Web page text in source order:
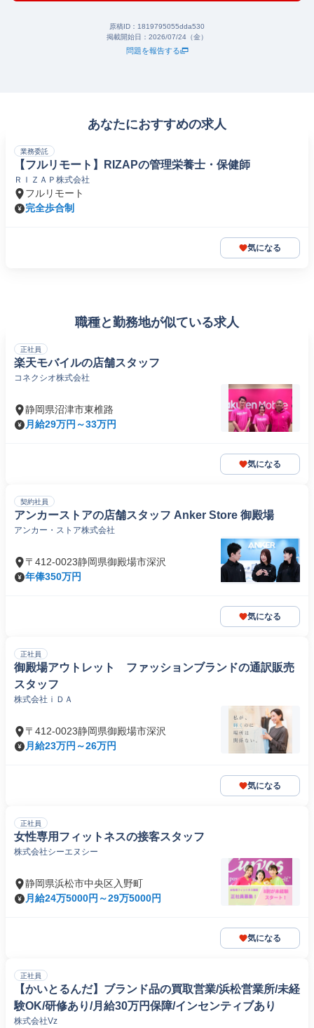
原稿ID： 1819795055dda530
掲載開始日： 2026/07/24（金）
問題を報告する
あなたにおすすめの求人
業務委託
【フルリモート】RIZAPの管理栄養士・保健師
ＲＩＺＡＰ株式会社
フルリモート
完全歩合制
気になる
職種と勤務地が似ている求人
正社員
楽天モバイルの店舗スタッフ
コネクシオ株式会社
静岡県沼津市東椎路
月給29万円～33万円
気になる
契約社員
アンカーストアの店舗スタッフ Anker Store 御殿場
アンカー・ストア株式会社
〒412-0023静岡県御殿場市深沢
年俸350万円
気になる
正社員
御殿場アウトレット ファッションブランドの通訳販売
スタッフ
株式会社ｉＤＡ
〒412-0023静岡県御殿場市深沢
月給23万円～26万円
気になる
正社員
女性専用フィットネスの接客スタッフ
株式会社シーエヌシー
静岡県浜松市中央区入野町
月給24万5000円～29万5000円
気になる
正社員
【かいとるんだ】ブランド品の買取営業/浜松営業所/未経
験OK/研修あり/月給30万円保障/インセンティブあり
株式会社Vz